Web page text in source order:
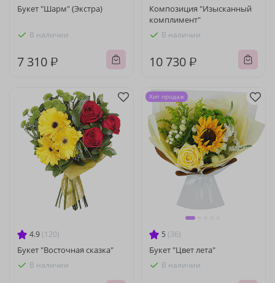
Букет "Шарм" (Экстра)
В наличии
7 310 ₽
Композиция "Изысканный
комплимент"
В наличии
10 730 ₽
4.9 (120)
Букет "Восточная сказка"
В наличии
5 (36)
Букет "Цвет лета"
В наличии
Хит продаж